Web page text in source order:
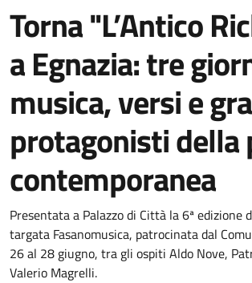
Torna "L’Antico
a Egnazia: tre
musica, versi e
protagonisti della
contemporanea
Dettagli della notizia
Presentata a Palazzo di Città la 6ª edizione
targata Fasanomusica, patrocinata dal
26 al 28 giugno, tra gli ospiti Aldo Nove,
Valerio Magrelli.